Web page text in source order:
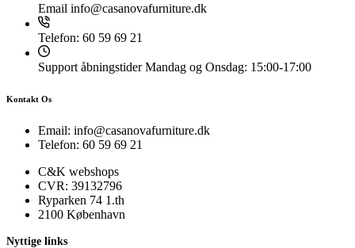
Email info@casanovafurniture.dk
Telefon: 60 59 69 21
Support åbningstiderMandag og Onsdag: 15:00-17:00
Kontakt Os
Email: info@casanovafurniture.dk
Telefon: 60 59 69 21
C&K webshops
CVR: 39132796
Ryparken 74 1.th
2100 København
Nyttige links